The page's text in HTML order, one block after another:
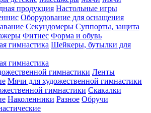
продукция Настольные игры
Оборудование для оснащения
Секундомеры Суппорты, защита
Фитнес Форма и обувь
гимнастика Шейкеры, бутылки для
гимнастика
гимнастики Ленты
Мячи для художественной гимнастики
гимнастики Скакалки
Наколенники Разное Обручи